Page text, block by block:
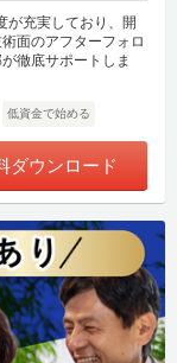
が充実しており、開
面のアフターフォロ
徹底サポートしま
低資金で始める
ダウンロード